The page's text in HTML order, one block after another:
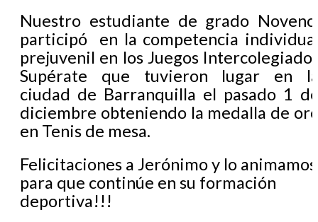
Nuestro estudiante de grado
participó en la competencia
prejuvenil en los Juegos
Supérate que tuvieron lugar en
ciudad de Barranquilla el pasado 1
diciembre obteniendo la medalla de
en Tenis de mesa.
Felicitaciones a Jerónimo y lo animamos
para que continúe en su formación
deportiva!!!